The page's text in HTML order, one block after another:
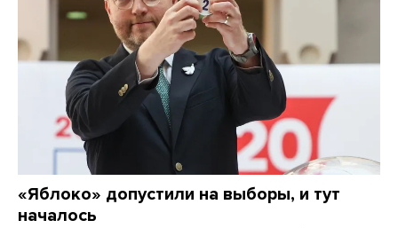
«Яблоко» допустили на выборы, и тут
началось